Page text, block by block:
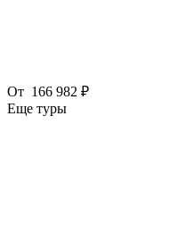
От 166 982 ₽
Еще туры